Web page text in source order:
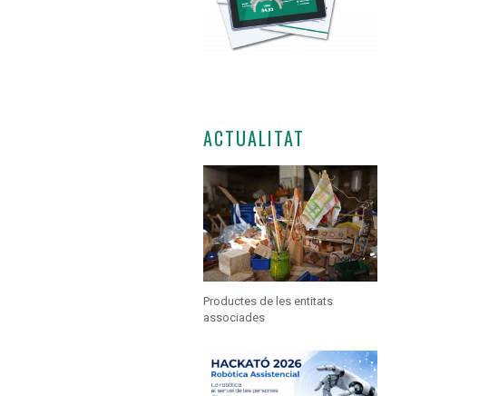
ACTUALITAT
Productes de les entitats
associades